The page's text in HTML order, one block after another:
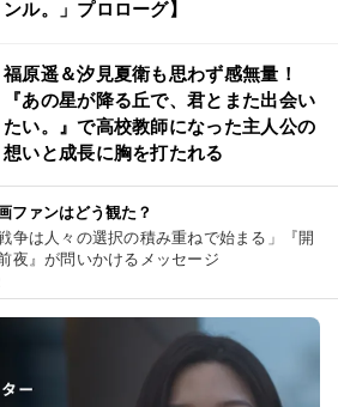
ンル。」プロローグ】
福原遥＆汐見夏衛も思わず感無量！
『あの星が降る丘で、君とまた出会い
たい。』で高校教師になった主人公の
想いと成長に胸を打たれる
ファンはどう観た？
戦争は人々の選択の積み重ねで始まる」『開
夜』が問いかけるメッセージ